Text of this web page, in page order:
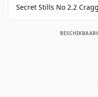
Secret Stills No 2.2